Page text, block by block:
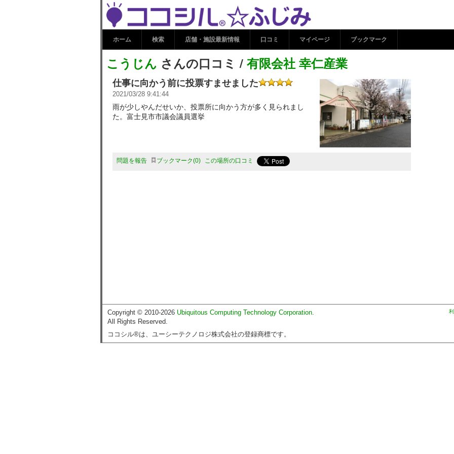
こうじん さんの口コミ / 有限会社 幸仁産
コシル☆ふじみ
ホーム 検索 店舗・施設最新情報 口コミ マイページ ブックマーク
こうじん さんの口コミ / 有限会社 幸仁産業
仕事に向かう前に投票すませました
2021/03/28 9:41:44
雨が少しやんだせいか、投票所に向かう方が多く見られまし
た。富士見市市議会議員選挙
問題を報告 ブックマーク 0 この場所の口コミ
Copyright © 2010-2026 Ubiquitous Computing Technology Corporation.
All Rights Reserved.
ココシル®は、ユーシーテクノロジ株式会社の登録商標です。